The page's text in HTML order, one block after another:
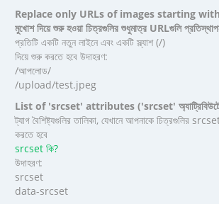
Replace only URLs of images starting
মুখোশ দিয়ে শুরু হওয়া চিত্রগুলির শুধুমাত্র URLগুলি
প্রতিটি একটি নতুন লাইনে এবং একটি স্ল্যাশ (/)
দিয়ে শুরু করতে হবে উদাহরণ:
/আপলোড/
/upload/test.jpeg
List of 'srcset' attributes ('srcset' অ্যাট্রিবিউটের
ট্যাগ বৈশিষ্ট্যগুলির তালিকা, যেখানে আপনাকে চিত্রগুলির
করতে হবে
srcset কি?
উদাহরণ:
srcset
data-srcset